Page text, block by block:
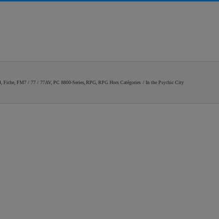
Fiche FM7 / 77 / 77AV PC 8800-Series RPG RPG Hors Catégories In the Psychic City